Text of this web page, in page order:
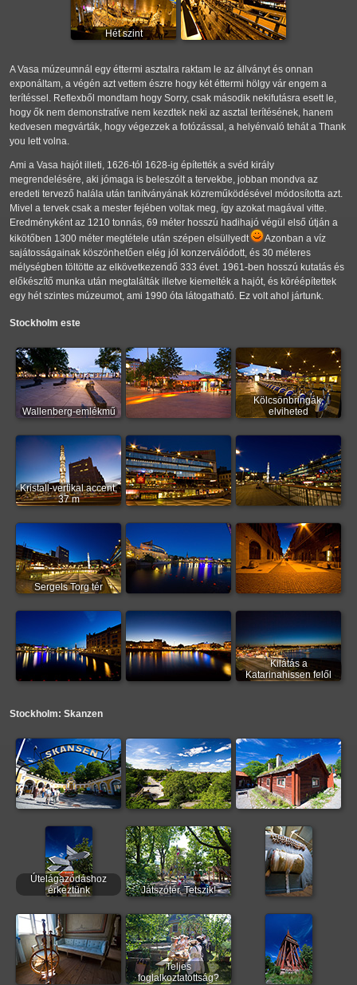
Hét szint
A Vasa múzeumnál egy éttermi asztalra raktam le az állványt és onnan
exponáltam, a végén azt vettem észre hogy két éttermi hölgy vár engem a
terítéssel. Reflexből mondtam hogy Sorry, csak második nekifutásra esett le,
hogy ők nem demonstratíve nem kezdtek neki az asztal terítésének, hanem
kedvesen megvárták, hogy végezzek a fotózással, a helyénvaló tehát a Thank
you lett volna.
Ami a Vasa hajót illeti, 1626-tól 1628-ig építették a svéd király
megrendelésére, aki jómaga is beleszólt a tervekbe, jobban mondva az
eredeti tervező halála után tanítványának közreműködésével módosította azt.
Mivel a tervek csak a mester fejében voltak meg, így azokat magával vitte.
Eredményként az 1210 tonnás, 69 méter hosszú hadihajó végül első útján a
kikötőben 1300 méter megtétele után szépen elsüllyedt
Azonban a víz
sajátosságainak köszönhetően elég jól konzerválódott, és 30 méteres
mélységben töltötte az elkövetkezendő 333 évet. 1961-ben hosszú kutatás és
előkészítő munka után megtalálták illetve kiemelték a hajót, és köréépítettek
egy hét szintes múzeumot, ami 1990 óta látogatható. Ez volt ahol jártunk.
Stockholm este
Wallenberg-emlékmű
Kölcsönbringák,
elviheted
Kristall-vertikal accent,
37 m
Sergels Torg tér
Kilátás a
Katarinahissen felől
Stockholm: Skanzen
Útelágazódáshoz
érkeztünk
Játszótér. Tetszik!
Teljes
foglalkoztatottság?